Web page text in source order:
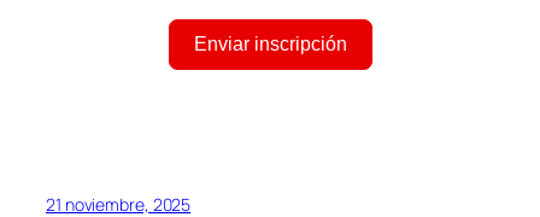
Enviar inscripción
21 noviembre, 2025